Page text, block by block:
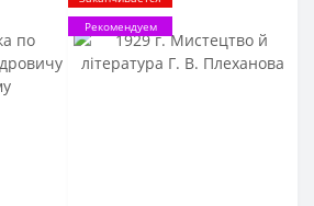
Рекомендуем